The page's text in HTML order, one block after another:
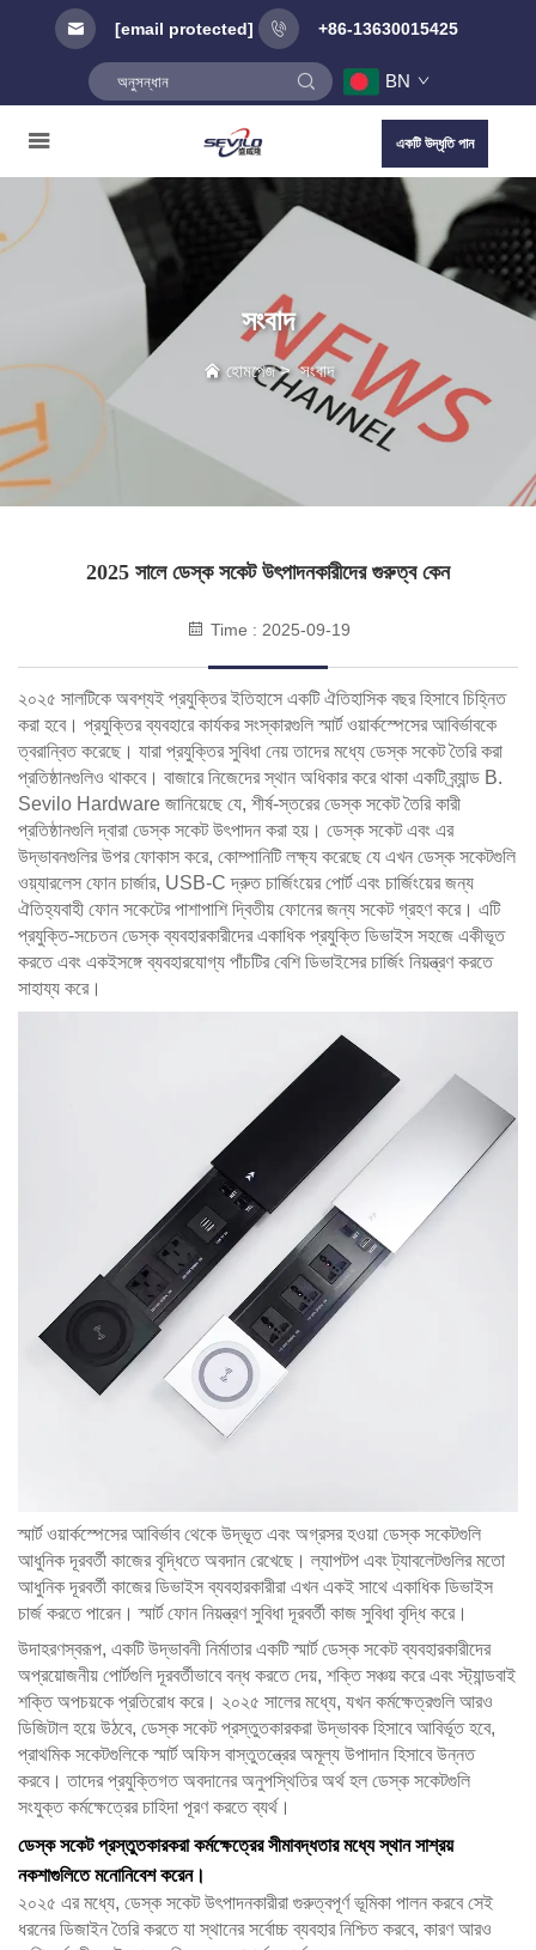
[email protected] +86-13630015425
BN
একটি উদ্ধৃতি পান
সংবাদ
হোমপেজ>সংবাদ
2025 সালে ডেস্ক সকেট উৎপাদনকারীদের গুরুত্ব কেন
Time : 2025-09-19
২০২৫ সালটিকে অবশ্যই প্রযুক্তির ইতিহাসে একটি ঐতিহাসিক বছর হিসাবে চিহ্নিত
করা হবে। প্রযুক্তির ব্যবহারে কার্যকর সংস্কারগুলি স্মার্ট ওয়ার্কস্পেসের আবির্ভাবকে
ত্বরান্বিত করেছে। যারা প্রযুক্তির সুবিধা নেয় তাদের মধ্যে ডেস্ক সকেট তৈরি করা
প্রতিষ্ঠানগুলিও থাকবে। বাজারে নিজেদের স্থান অধিকার করে থাকা একটি ব্র্যান্ড B.
Sevilo Hardware জানিয়েছে যে, শীর্ষ-স্তরের ডেস্ক সকেট তৈরি কারী
প্রতিষ্ঠানগুলি দ্বারা ডেস্ক সকেট উৎপাদন করা হয়। ডেস্ক সকেট এবং এর
উদ্ভাবনগুলির উপর ফোকাস করে, কোম্পানিটি লক্ষ্য করেছে যে এখন ডেস্ক সকেটগুলি
ওয়্যারলেস ফোন চার্জার, USB-C দ্রুত চার্জিংয়ের পোর্ট এবং চার্জিংয়ের জন্য
ঐতিহ্যবাহী ফোন সকেটের পাশাপাশি দ্বিতীয় ফোনের জন্য সকেট গ্রহণ করে। এটি
প্রযুক্তি-সচেতন ডেস্ক ব্যবহারকারীদের একাধিক প্রযুক্তি ডিভাইস সহজে একীভূত
করতে এবং একইসঙ্গে ব্যবহারযোগ্য পাঁচটির বেশি ডিভাইসের চার্জিং নিয়ন্ত্রণ করতে
সাহায্য করে।
স্মার্ট ওয়ার্কস্পেসের আবির্ভাব থেকে উদ্ভূত এবং অগ্রসর হওয়া ডেস্ক সকেটগুলি
আধুনিক দূরবর্তী কাজের বৃদ্ধিতে অবদান রেখেছে। ল্যাপটপ এবং ট্যাবলেটগুলির মতো
আধুনিক দূরবর্তী কাজের ডিভাইস ব্যবহারকারীরা এখন একই সাথে একাধিক ডিভাইস
চার্জ করতে পারেন। স্মার্ট ফোন নিয়ন্ত্রণ সুবিধা দূরবর্তী কাজ সুবিধা বৃদ্ধি করে।
উদাহরণস্বরূপ, একটি উদ্ভাবনী নির্মাতার একটি স্মার্ট ডেস্ক সকেট ব্যবহারকারীদের
অপ্রয়োজনীয় পোর্টগুলি দূরবর্তীভাবে বন্ধ করতে দেয়, শক্তি সঞ্চয় করে এবং স্ট্যান্ডবাই
শক্তি অপচয়কে প্রতিরোধ করে। ২০২৫ সালের মধ্যে, যখন কর্মক্ষেত্রগুলি আরও
ডিজিটাল হয়ে উঠবে, ডেস্ক সকেট প্রস্তুতকারকরা উদ্ভাবক হিসাবে আবির্ভূত হবে,
প্রাথমিক সকেটগুলিকে স্মার্ট অফিস বাস্তুতন্ত্রের অমূল্য উপাদান হিসাবে উন্নত
করবে। তাদের প্রযুক্তিগত অবদানের অনুপস্থিতির অর্থ হল ডেস্ক সকেটগুলি
সংযুক্ত কর্মক্ষেত্রের চাহিদা পূরণ করতে ব্যর্থ।
ডেস্ক সকেট প্রস্তুতকারকরা কর্মক্ষেত্রের সীমাবদ্ধতার মধ্যে স্থান সাশ্রয়
নকশাগুলিতে মনোনিবেশ করেন।
২০২৫ এর মধ্যে, ডেস্ক সকেট উৎপাদনকারীরা গুরুত্বপূর্ণ ভূমিকা পালন করবে সেই
ধরনের ডিজাইন তৈরি করতে যা স্থানের সর্বোচ্চ ব্যবহার নিশ্চিত করবে, কারণ আরও